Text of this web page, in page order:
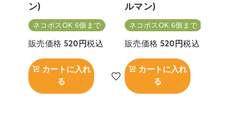
ン)
ネコポスOK 6個まで
販売価格 520 税込
カートに入れ
る
ルマン)
ネコポスOK 6個まで
販売価格 520 税込
カートに入れ
る